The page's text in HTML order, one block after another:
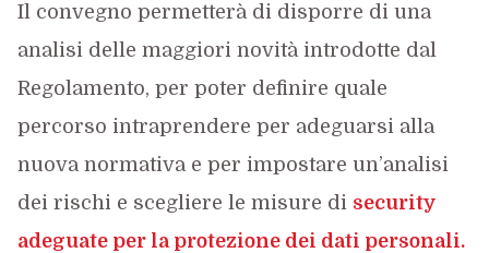
Il convegno permetterà di disporre di una
analisi delle maggiori novità introdotte dal
Regolamento, per poter definire quale
percorso intraprendere per adeguarsi alla
nuova normativa e per impostare un’analisi
dei rischi e scegliere le misure di security
adeguate per la protezione dei dati personali.